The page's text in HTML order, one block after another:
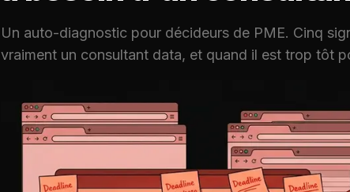
Un auto-diagnostic pour décideurs de PME. Cinq
vraiment un consultant data, et quand il est trop tôt